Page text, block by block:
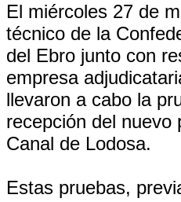
El miércoles 27 de
técnico de la
del Ebro junto con
empresa
llevaron a cabo la
recepción del nuevo
Canal de Lodosa.
Estas pruebas,